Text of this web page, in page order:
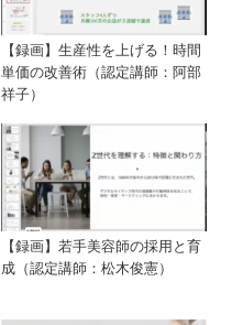
【録画】生産性を上げる！時間
単価の改善術（認定講師：阿部
祥子）
【録画】若手美容師の採用と育
成（認定講師：松木俊憲）